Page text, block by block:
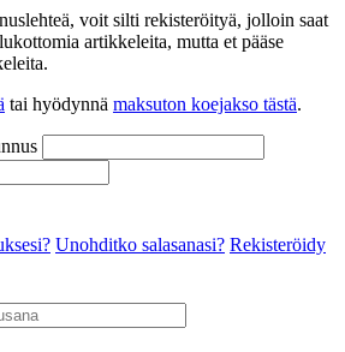
voit silti rekisteröityä, jolloin saat
artikkeleita, mutta et pääse
tai hyödynnä maksuton koejakso tästä.
Unohditko salasanasi? Rekisteröidy